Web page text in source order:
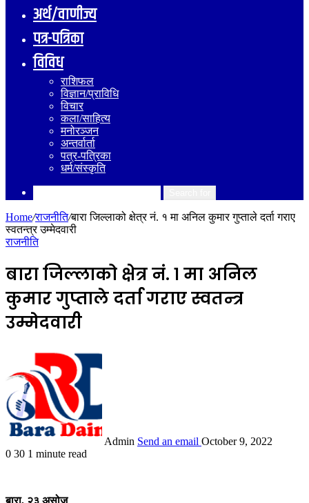
अर्थ/वाणीज्य
पत्र-पत्रिका
विविध
राशिफल
विज्ञान/प्राविधि
विचार
कला/साहित्य
मनोरञ्जन
अन्तर्वार्ता
पत्र-पत्रिका
धर्म/संस्कृति
Home/राजनीति/बारा जिल्लाको क्षेत्र नं. १ मा अनिल कुमार गुप्ताले दर्ता गराए
स्वतन्त्र उम्मेदवारी
राजनीति
बारा जिल्लाको क्षेत्र नं. १ मा अनिल
कुमार गुप्ताले दर्ता गराए स्वतन्त्र
उम्मेदवारी
Admin Send an email October 9, 2022
0 30 1 minute read
बारा, २३ असोज